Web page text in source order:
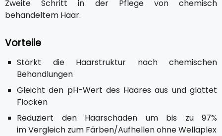
Zweite Schritt in der Pflege von chemisch
behandeltem Haar.
Vorteile
Stärkt die Haarstruktur nach chemischen
Behandlungen
Gleicht den pH-Wert des Haares aus und glättet
Flocken
Reduziert den Haarschaden um bis zu 97%
im Vergleich zum Färben/Aufhellen ohne Wellaplex